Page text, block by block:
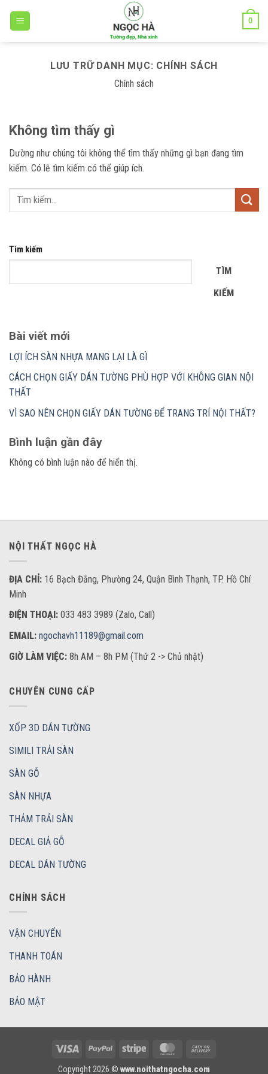
0
LƯU TRỮ DANH MỤC: CHÍNH SÁCH
Chính sách
Không tìm thấy gì
Dường như chúng tôi không thể tìm thấy những gì bạn đang tìm
kiếm. Có lẽ tìm kiếm có thể giúp ích.
Tìm kiếm
TÌM
KIẾM
Bài viết mới
LỢI ÍCH SÀN NHỰA MANG LẠI LÀ GÌ
CÁCH CHỌN GIẤY DÁN TƯỜNG PHÙ HỢP VỚI KHÔNG GIAN NỘI
THẤT
VÌ SAO NÊN CHỌN GIẤY DÁN TƯỜNG ĐỂ TRANG TRÍ NỘI THẤT?
Bình luận gần đây
Không có bình luận nào để hiển thị.
NỘI THẤT NGỌC HÀ
ĐỊA CHỈ: 16 Bạch Đằng, Phường 24, Quận Bình Thạnh, TP. Hồ Chí
Minh
ĐIỆN THOẠI: 033 483 3989 (Zalo, Call)
EMAIL: ngochavh11189@gmail.com
GIỜ LÀM VIỆC: 8h AM – 8h PM (Thứ 2 -> Chủ nhật)
CHUYÊN CUNG CẤP
XỐP 3D DÁN TƯỜNG
SIMILI TRẢI SÀN
SÀN GỖ
SÀN NHỰA
THẢM TRẢI SÀN
DECAL GIẢ GỖ
DECAL DÁN TƯỜNG
CHÍNH SÁCH
VẬN CHUYỂN
THANH TOÁN
BẢO HÀNH
BẢO MẬT
Visa PayPal Stripe MasterCard
Copyright 2026 © www.noithatngocha.com